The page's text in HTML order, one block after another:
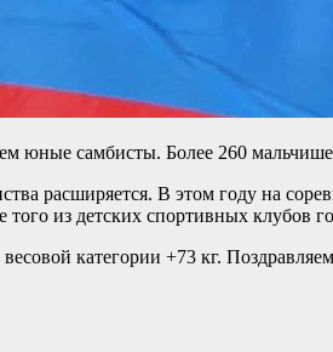
юные самбисты. Более 260
расширяется. В этом году на
из детских спортивных клубов
категории +73 кг.